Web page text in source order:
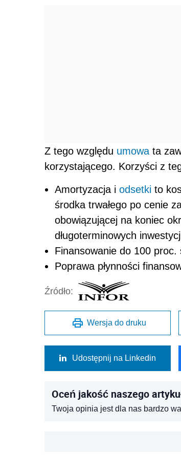
Z tego względu umowa ta
korzystającego. Korzyści z
Amortyzacja i odsetki to
środka trwałego po cenie
obowiązującej na koniec
długoterminowych
Finansowanie do 100 proc.
Poprawa płynności
Źródło:
Wersja do druku
Udostępnij na Linkedin
Oceń jakość naszego
Twoja opinia jest dla nas bardzo